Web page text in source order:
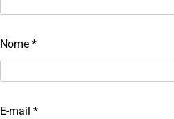
Nome *
E-mail *